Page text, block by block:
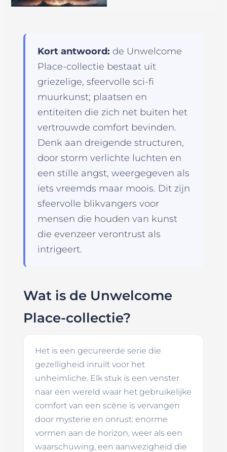
Kort antwoord: de Unwelcome
Place-collectie bestaat uit
griezelige, sfeervolle sci-fi
muurkunst; plaatsen en
entiteiten die zich net buiten het
vertrouwde comfort bevinden.
Denk aan dreigende structuren,
door storm verlichte luchten en
een stille angst, weergegeven als
iets vreemds maar moois. Dit zijn
sfeervolle blikvangers voor
mensen die houden van kunst
die evenzeer verontrust als
intrigeert.
Wat is de Unwelcome
Place-collectie?
Het is een gecureerde serie die
gezelligheid inruilt voor het
unheimliche. Elk stuk is een venster
naar een wereld waar het gebruikelijke
comfort van een scène is vervangen
door mysterie en onrust: enorme
vormen aan de horizon, weer als een
waarschuwing, een aanwezigheid die